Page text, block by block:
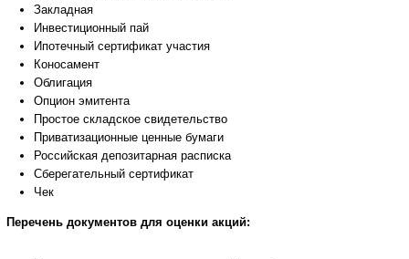
Закладная
Инвестиционный пай
Ипотечный сертификат участия
Коносамент
Облигация
Опцион эмитента
Простое складское свидетельство
Приватизационные ценные бумаги
Российская депозитарная расписка
Сберегательный сертификат
Чек
Перечень документов для оценки акций: